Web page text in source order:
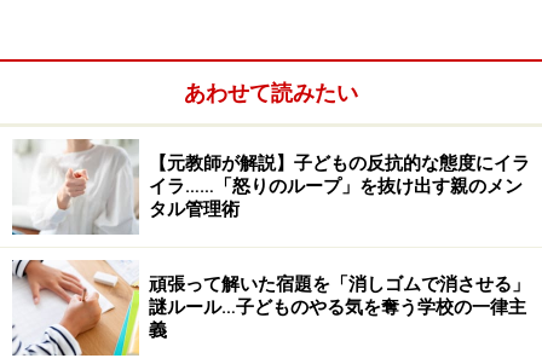
分けて考えることが大切だと私は考えていま
す。頑なに一つのやり方に固執するのではな
く、バランス感覚を意識しながら取り組む必要
があるのです。
漢字の書き順やとめ・はね、国の指針は
「柔軟に」
もちろん、いい加減なやり方や勘で解いたらたまたま正
あわせて読みたい
【元教師が解説】子どもの反抗的な態度にイラ
イラ……「怒りのループ」を抜け出す親のメン
タル管理術
頑張って解いた宿題を「消しゴムで消させる」
謎ルール…子どものやる気を奪う学校の一律主
義